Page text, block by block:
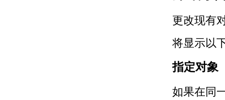
更改现有
将显示以
指定对象
如果在同